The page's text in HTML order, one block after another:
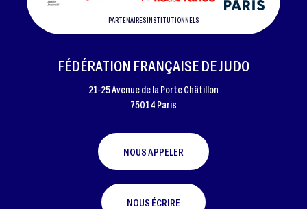
PARTENAIRES INSTITUTIONNELS
FÉDÉRATION FRANÇAISE DE JUDO
21-25 Avenue de la Porte Châtillon
75014 Paris
NOUS APPELER
NOUS ÉCRIRE